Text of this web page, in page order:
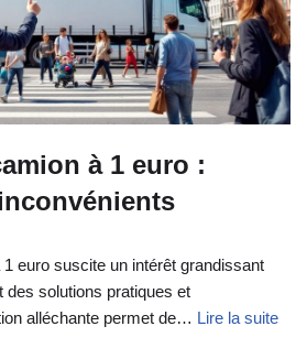
à 1 euro :
euro suscite un intérêt grandissant
des solutions pratiques et
alléchante permet de… Lire la suite